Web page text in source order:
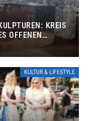
KREIS
OFFENEN
KULTUR & LIFESTYLE